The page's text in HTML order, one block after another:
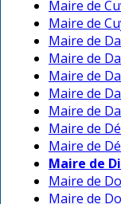
Maire de
Maire de
Maire de
Maire de
Maire de
Maire de
Maire de
Maire de
Maire de
Maire de
Maire de
Maire de